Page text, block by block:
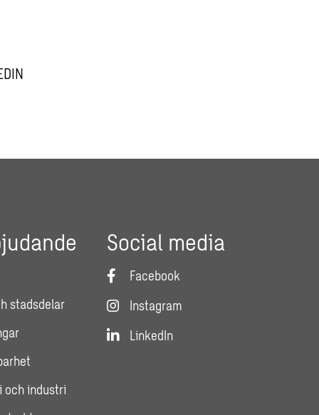
stadsdelar
och industri
Social media
Facebook
Instagram
LinkedIn